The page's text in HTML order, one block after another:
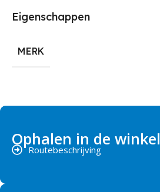
Eigenschappen
MERK
Ophalen in de winkel
Routebeschrijving